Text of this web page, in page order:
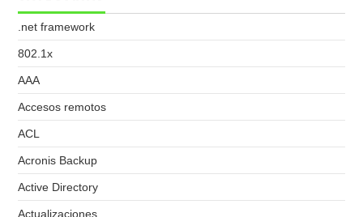
.net framework
802.1x
AAA
Accesos remotos
ACL
Acronis Backup
Active Directory
Actualizaciones